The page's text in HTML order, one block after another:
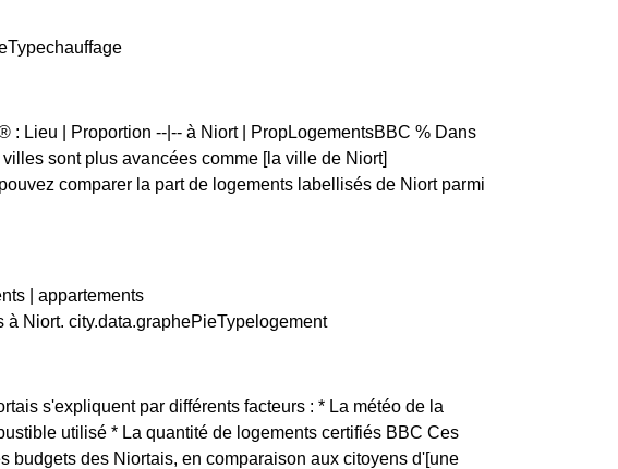
Lieu | Proportion --|-- à Niort | PropLogementsBBC % Dans
sont plus avancées comme [la ville de Niort]
comparer la part de logements labellisés de Niort parmi
| appartements
Niort. city.data.graphePieTypelogement
s'expliquent par différents facteurs : * La météo de la
utilisé * La quantité de logements certifiés BBC Ces
des Niortais, en comparaison aux citoyens d'[une